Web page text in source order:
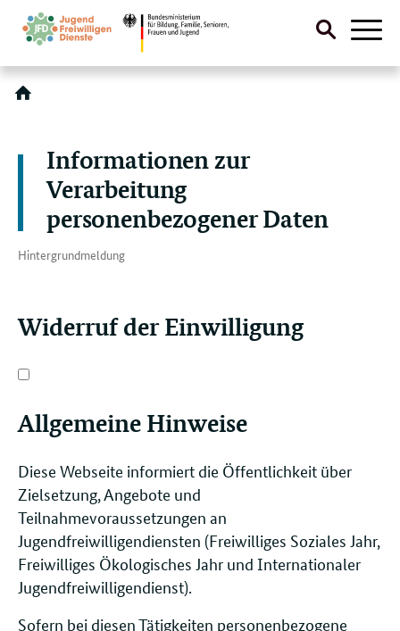
Direktlink:
Suche
Informationen zur
Verarbeitung
personenbezogener Daten
Hintergrundmeldung
Widerruf der Einwilligung
Allgemeine Hinweise
Diese Webseite informiert die Öffentlichkeit über
Zielsetzung, Angebote und
Teilnahmevoraussetzungen an
Jugendfreiwilligendiensten (Freiwilliges Soziales Jahr,
Freiwilliges Ökologisches Jahr und Internationaler
Jugendfreiwilligendienst).
Sofern bei diesen Tätigkeiten personenbezogene